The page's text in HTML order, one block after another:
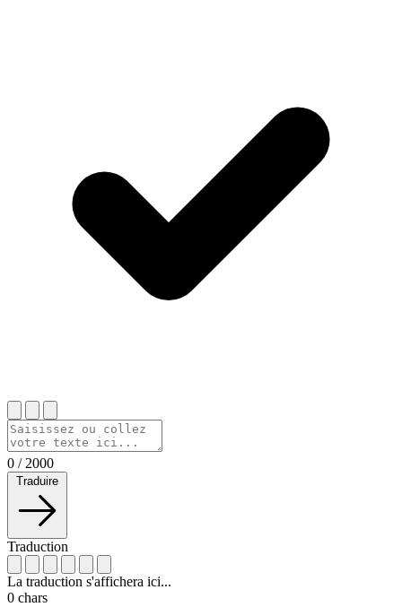
0 / 2000
Traduire
Traduction
La traduction s'affichera ici...
0 chars